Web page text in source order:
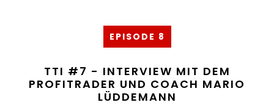
EPISODE 8
TTI #7 - INTERVIEW MIT DEM
PROFITRADER UND COACH MARIO
LÜDDEMANN